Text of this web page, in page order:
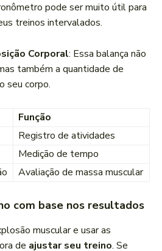
pode ser muito útil para
treinos intervalados.
Corporal: Essa balança não
também a quantidade de
seu corpo.
Função
Registro de atividades
Medição de tempo
Avaliação de massa muscular
com base nos resultados
muscular e usar as
de ajustar seu treino. Se